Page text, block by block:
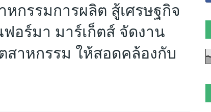
กรรมการผลิต สู้เศรษฐกิจ
อร์มา มาร์เก็ตส์ จัดงาน
ตสาหกรรม ให้สอดคล้องกับ